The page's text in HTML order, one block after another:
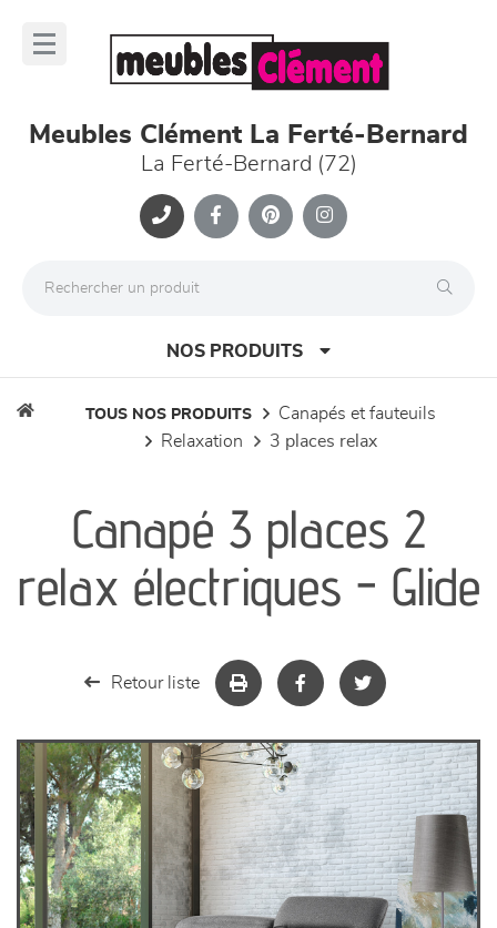
Meubles Clément La Ferté-Bernard
La Ferté-Bernard (72)
NOS PRODUITS
séjours
meubles de complément
décoration
TOUS NOS PRODUITS
canapés et fauteuils
relaxation
3 places relax
Canapé 3 places 2
relax électriques - Glide
Retour liste